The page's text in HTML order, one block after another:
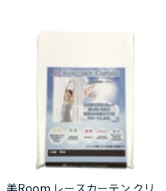
美Room レースカーテン クリ